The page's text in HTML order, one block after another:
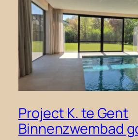
Project K. te Gent
Binnenzwembad